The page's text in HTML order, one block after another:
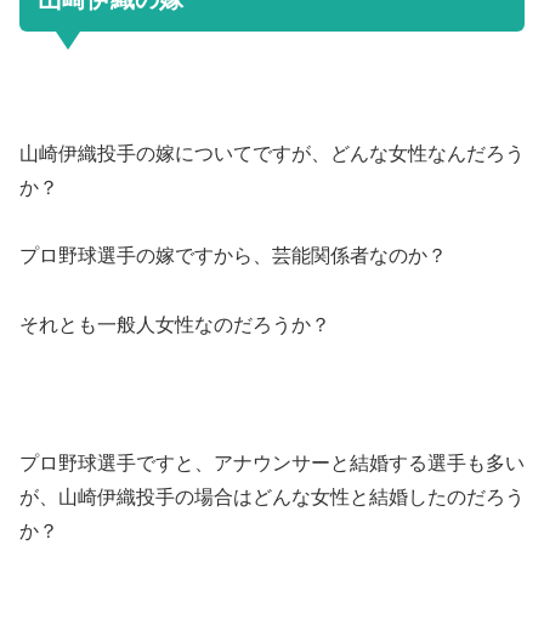
山崎伊織投手の嫁についてですが、どんな女性なんだろう
か？
プロ野球選手の嫁ですから、芸能関係者なのか？
それとも一般人女性なのだろうか？
プロ野球選手ですと、アナウンサーと結婚する選手も多い
が、山崎伊織投手の場合はどんな女性と結婚したのだろう
か？